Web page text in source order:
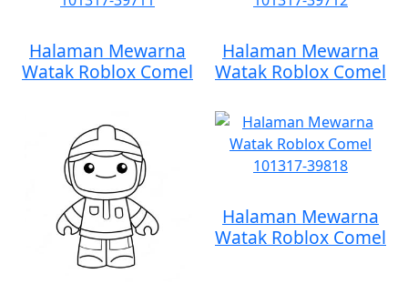
Halaman Mewarna
Watak Roblox Comel
Halaman Mewarna
Watak Roblox Comel
Halaman Mewarna
Watak Roblox Comel